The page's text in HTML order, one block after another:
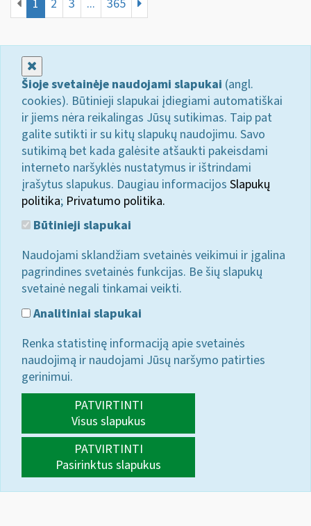
1 2 3 ... 365
Šioje svetainėje naudojami slapukai (angl.
cookies). Būtinieji slapukai įdiegiami automatiškai
ir jiems nėra reikalingas Jūsų sutikimas. Taip pat
galite sutikti ir su kitų slapukų naudojimu. Savo
sutikimą bet kada galėsite atšaukti pakeisdami
interneto naršyklės nustatymus ir ištrindami
įrašytus slapukus. Daugiau informacijos Slapukų
politika; Privatumo politika.
Būtinieji slapukai
Naudojami sklandžiam svetainės veikimui ir įgalina
pagrindines svetainės funkcijas. Be šių slapukų
svetainė negali tinkamai veikti.
Analitiniai slapukai
Renka statistinę informaciją apie svetainės
naudojimą ir naudojami Jūsų naršymo patirties
gerinimui.
PATVIRTINTI
Visus slapukus
PATVIRTINTI
Pasirinktus slapukus